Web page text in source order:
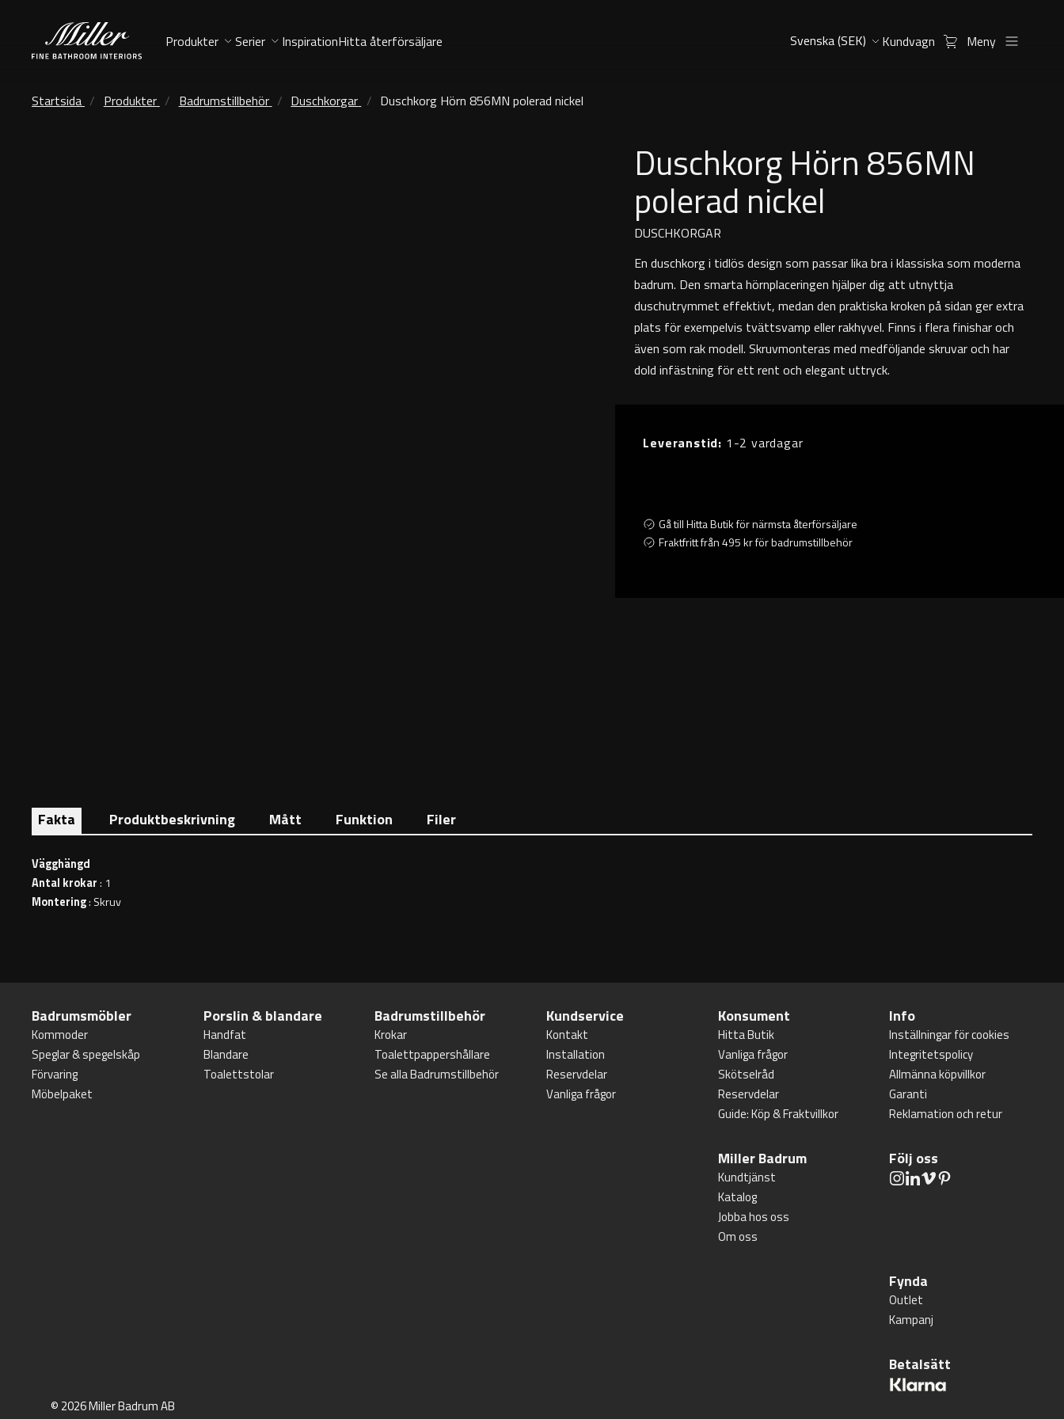
Produkter Serier InspirationHitta återförsäljare Kundvagn Meny
Startsida Produkter Badrumstillbehör Duschkorgar Duschkorg Hörn 856MN polerad nickel
Duschkorg Hörn 856MN
polerad nickel
DUSCHKORGAR
En duschkorg i tidlös design som passar lika bra i klassiska som moderna
badrum. Den smarta hörnplaceringen hjälper dig att utnyttja
duschutrymmet effektivt, medan den praktiska kroken på sidan ger extra
plats för exempelvis tvättsvamp eller rakhyvel. Finns i flera finishar och
även som rak modell. Skruvmonteras med medföljande skruvar och har
dold infästning för ett rent och elegant uttryck.
Leveranstid: 1-2 vardagar
Gå till Hitta Butik för närmsta återförsäljare
Fraktfritt från 495 kr för badrumstillbehör
Fakta Produktbeskrivning Mått Funktion Filer
Vägghängd
Antal krokar: 1
Montering: Skruv
Badrumsmöbler
Kommoder
Speglar & spegelskåp
Förvaring
Möbelpaket
Porslin & blandare
Handfat
Blandare
Toalettstolar
Badrumstillbehör
Krokar
Toalettpappershållare
Se alla Badrumstillbehör
Kundservice
Kontakt
Installation
Reservdelar
Vanliga frågor
Konsument
Hitta Butik
Vanliga frågor
Skötselråd
Reservdelar
Guide: Köp & Fraktvillkor
Info
Inställningar för cookies
Integritetspolicy
Allmänna köpvillkor
Garanti
Reklamation och retur
Miller Badrum
Kundtjänst
Katalog
Jobba hos oss
Om oss
Följ oss
Fynda
Outlet
Kampanj
Betalsätt
© 2026 Miller Badrum AB